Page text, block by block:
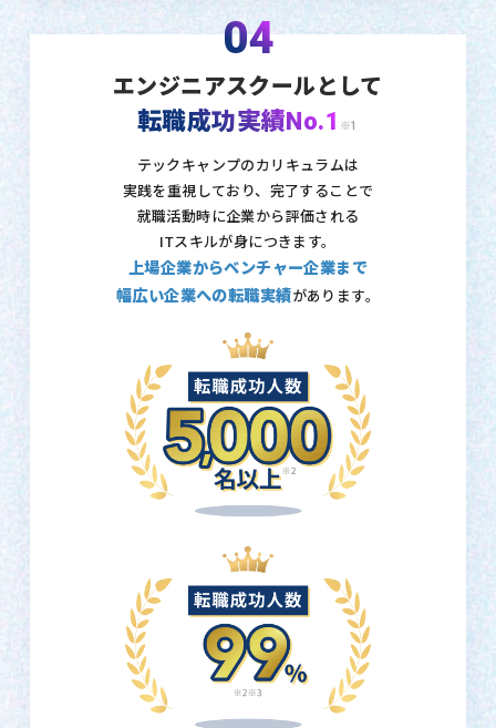
04
エンジニアスクールとして
転職成功実績No.1 ※1
テックキャンプのカリキュラムは
実践を重視しており、 完了することで
就職活動時に企業から評価される
ITスキルが身につきます。
上場企業からベンチャー企業まで
幅広い企業への転職実績があります。